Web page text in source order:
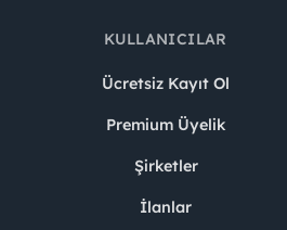
KULLANICILAR
Ücretsiz Kayıt Ol
Premium Üyelik
Şirketler
İlanlar